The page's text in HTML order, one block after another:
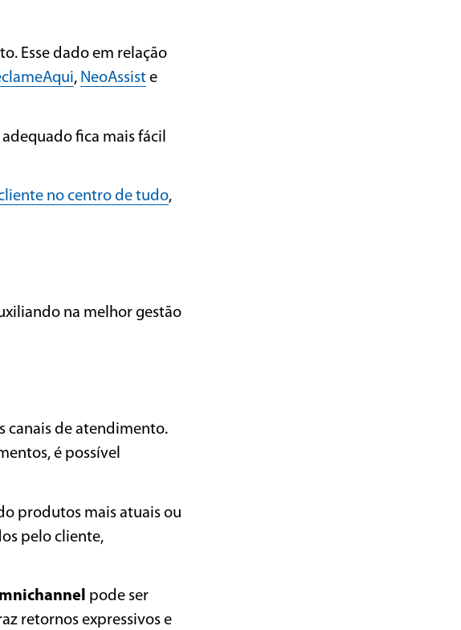
Esse dado em relação
, NeoAssist e
fica mais fácil
no centro de tudo,
na melhor gestão
canais de atendimento.
é possível
produtos mais atuais ou
pelo cliente,
pode ser
retornos expressivos e